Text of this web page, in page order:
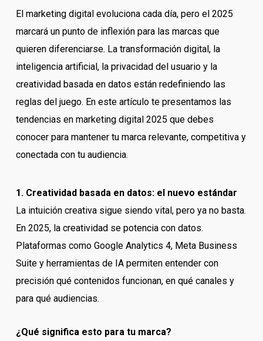
El marketing digital evoluciona cada día, pero el 2025
marcará un punto de inflexión para las marcas que
quieren diferenciarse. La transformación digital, la
inteligencia artificial, la privacidad del usuario y la
creatividad basada en datos están redefiniendo las
reglas del juego. En este artículo te presentamos las
tendencias en marketing digital 2025 que debes
conocer para mantener tu marca relevante, competitiva y
conectada con tu audiencia.
1. Creatividad basada en datos: el nuevo estándar
La intuición creativa sigue siendo vital, pero ya no basta.
En 2025, la creatividad se potencia con datos.
Plataformas como Google Analytics 4, Meta Business
Suite y herramientas de IA permiten entender con
precisión qué contenidos funcionan, en qué canales y
para qué audiencias.
¿Qué significa esto para tu marca?